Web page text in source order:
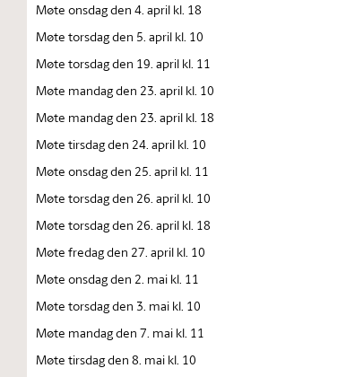
Møte onsdag den 4. april kl. 18
Møte torsdag den 5. april kl. 10
Møte torsdag den 19. april kl. 11
Møte mandag den 23. april kl. 10
Møte mandag den 23. april kl. 18
Møte tirsdag den 24. april kl. 10
Møte onsdag den 25. april kl. 11
Møte torsdag den 26. april kl. 10
Møte torsdag den 26. april kl. 18
Møte fredag den 27. april kl. 10
Møte onsdag den 2. mai kl. 11
Møte torsdag den 3. mai kl. 10
Møte mandag den 7. mai kl. 11
Møte tirsdag den 8. mai kl. 10